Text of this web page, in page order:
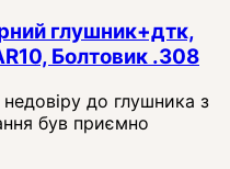
глушник+дтк,
Болтовик .308
до глушника з
був приємно